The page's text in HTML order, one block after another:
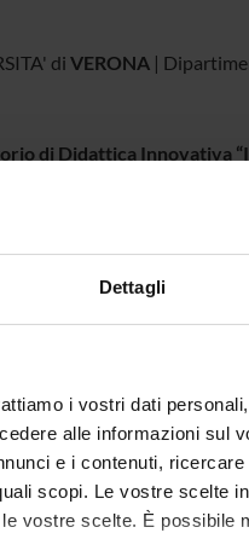
Dettagli
i vostri dati
alle informazioni sul
e i contenuti,
scopi. Le vostre scelte
vostre scelte. È
di VERONA|
di Didattica Innovativa
– II semestre a.a.
DI GIUDICARE
deve essere inserita nel